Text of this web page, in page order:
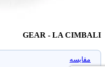
GEAR - LA CIMBALI
مقایسه